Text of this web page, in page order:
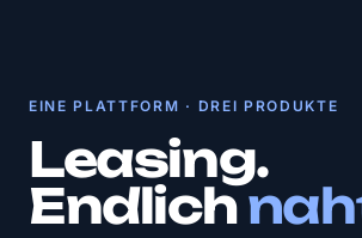
EINE PLATTFORM · DREI PRODUKTE
Leasing.
Endlich